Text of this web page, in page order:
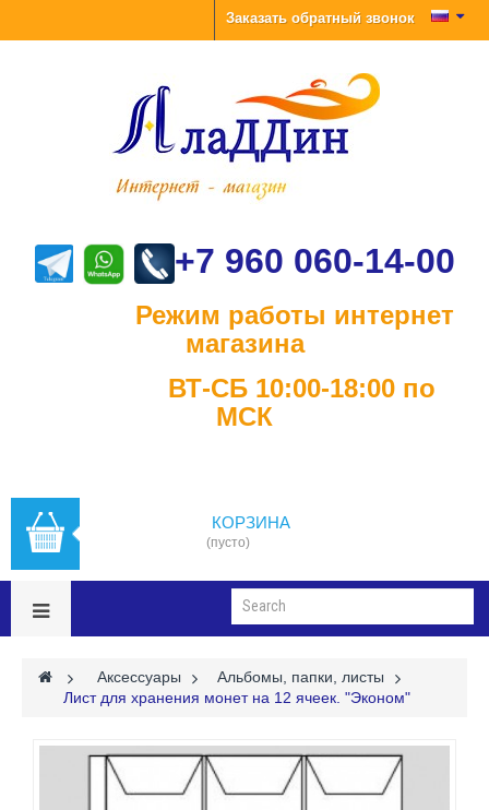
Заказать обратный звонок
+7 960 060-14-00
Режим работы интернет
магазина
ВТ-СБ 10:00-18:00 по
МСК
КОРЗИНА
(пусто)
> Аксессуары >
Альбомы, папки, листы
Лист для хранения монет на 12 ячеек. "Эконом"